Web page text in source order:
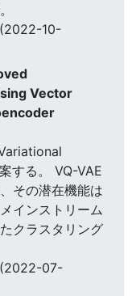
(2022-10-
Vector
する。 VQ-VAE
その潜在機能は
インストリーム
クラスタリング
(2022-07-